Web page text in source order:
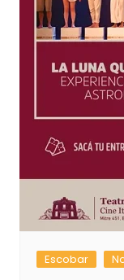
Escobar